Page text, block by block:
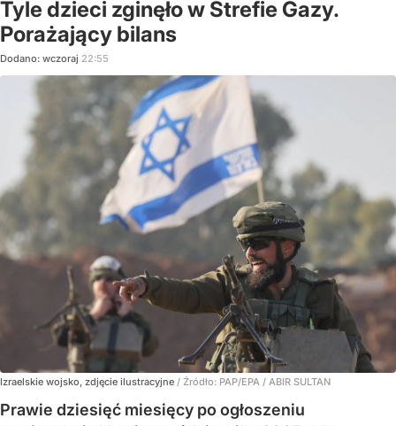
Tyle dzieci zginęło w Strefie Gazy.
Porażający bilans
Dodano: wczoraj 22:55
Izraelskie wojsko, zdjęcie ilustracyjne / Źródło: PAP/EPA / ABIR SULTAN
Prawie dziesięć miesięcy po ogłoszeniu